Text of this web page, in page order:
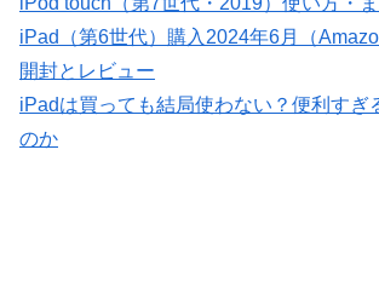
iPad（第6世代）購入2024年6月（
開封とレビュー
iPadは買っても結局使わない？便利すぎ
のか